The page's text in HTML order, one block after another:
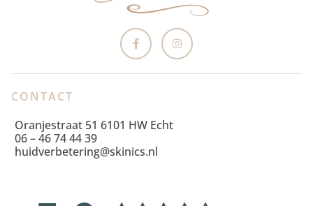
CONTACT
Oranjestraat 51 6101 HW Echt
06 – 46 74 44 39
huidverbetering@skinics.nl